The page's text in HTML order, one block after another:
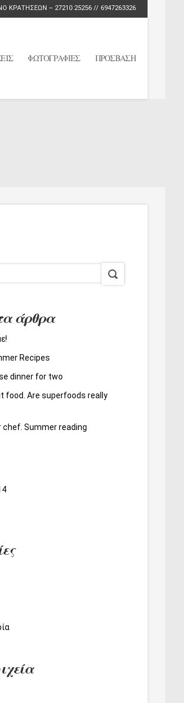
ΚΡΑΤΗΣΕΩΝ – 27210 25256 // 6947263326
ΦΩΤΟΓΡΑΦΙΕΣ ΠΡΟΣΒΑΣΗ
άρθρα
Recipes
dinner for two
food. Are superfoods really
chef. Summer reading